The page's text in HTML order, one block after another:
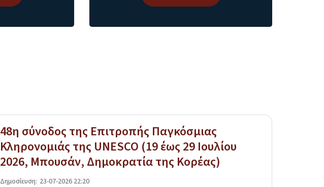
48η σύνοδος της Επιτροπής Παγκόσμιας
Κληρονομιάς της UNESCO (19 έως 29 Ιουλίου
2026, Μπουσάν, Δημοκρατία της Κορέας)
Δημοσίευση: 23-07-2026 22:20